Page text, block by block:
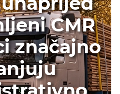
CMR
značajno